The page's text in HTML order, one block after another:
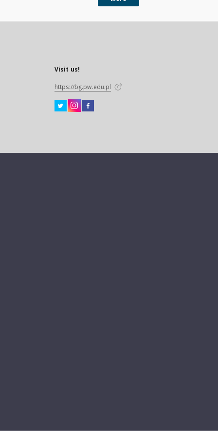
Visit us!
https://bg.pw.edu.pl